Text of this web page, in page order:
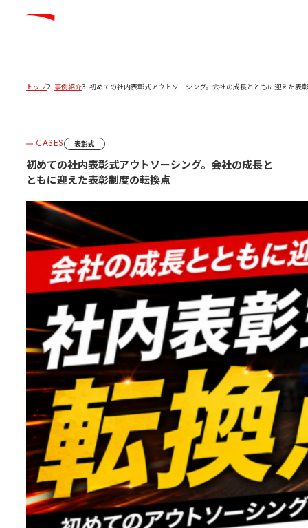
トップ 事例紹介 初めての社内表彰式アウトソーシング。会社の成長とともに迎えた表
CASES 表彰式
初めての社内表彰式アウトソーシング。会社の成長と
ともに迎えた表彰制度の転換点